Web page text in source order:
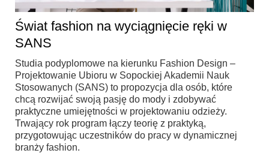
Świat fashion na wyciągnięcie ręki w
SANS
Studia podyplomowe na kierunku Fashion Design –
Projektowanie Ubioru w Sopockiej Akademii Nauk
Stosowanych (SANS) to propozycja dla osób, które
chcą rozwijać swoją pasję do mody i zdobywać
praktyczne umiejętności w projektowaniu odzieży.
Trwający rok program łączy teorię z praktyką,
przygotowując uczestników do pracy w dynamicznej
branży fashion.